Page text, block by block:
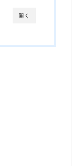
開く